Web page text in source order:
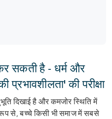
सकती है - धर्म और
की परीक्षा
दिखाई है और कमजोर स्थिति में
से, बच्चे किसी भी समाज में सबसे